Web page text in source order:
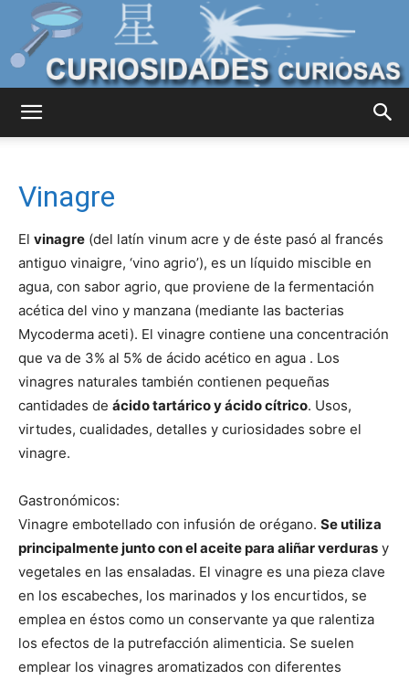
del
Mundo
Vinagre
El vinagre (del latín vinum acre y de éste pasó al francés
antiguo vinaigre, ‘vino agrio’), es un líquido miscible en
agua, con sabor agrio, que proviene de la fermentación
acética del vino y manzana (mediante las bacterias
Mycoderma aceti). El vinagre contiene una concentración
que va de 3% al 5% de ácido acético en agua . Los
vinagres naturales también contienen pequeñas
cantidades de ácido tartárico y ácido cítrico. Usos,
virtudes, cualidades, detalles y curiosidades sobre el
vinagre.
Gastronómicos:
Vinagre embotellado con infusión de orégano. Se utiliza
principalmente junto con el aceite para aliñar verduras y
vegetales en las ensaladas. El vinagre es una pieza clave
en los escabeches, los marinados y los encurtidos, se
emplea en éstos como un conservante ya que ralentiza
los efectos de la putrefacción alimenticia. Se suelen
emplear los vinagres aromatizados con diferentes